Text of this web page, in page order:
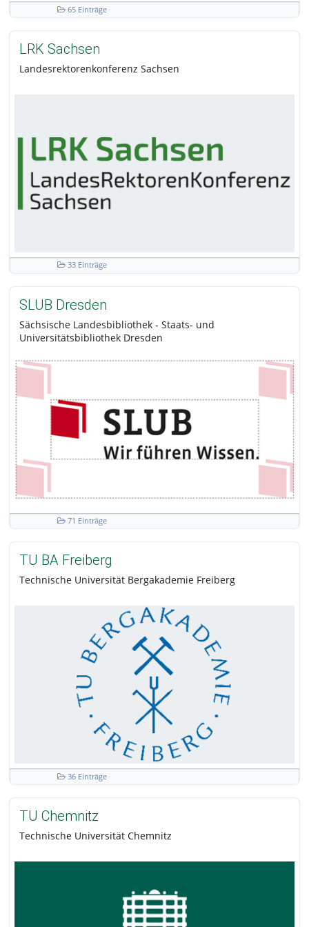
65 Einträge
LRK Sachsen
Landesrektorenkonferenz Sachsen
33 Einträge
SLUB Dresden
Sächsische Landesbibliothek - Staats- und
Universitätsbibliothek Dresden
71 Einträge
TU BA Freiberg
Technische Universität Bergakademie Freiberg
36 Einträge
TU Chemnitz
Technische Universität Chemnitz